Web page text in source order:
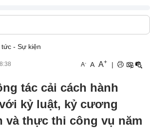
tức - Sự kiện
A- A A+ |
tác cải cách hành
kỷ luật, kỷ cương
và thực thi công vụ năm